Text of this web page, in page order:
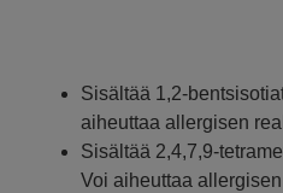
Sisältää 1,2-
aiheuttaa allergisen
Sisältää 2,4,7,9-
Voi aiheuttaa